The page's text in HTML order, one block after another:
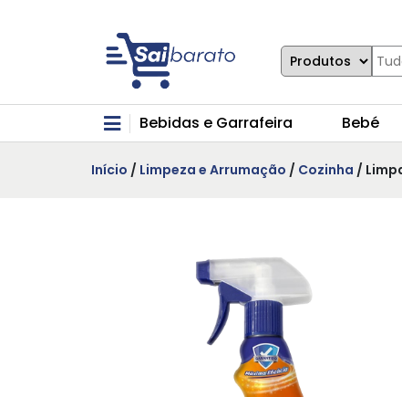
Bebidas e Garrafeira Bebé
Início / Limpeza e Arrumação / Cozinha /